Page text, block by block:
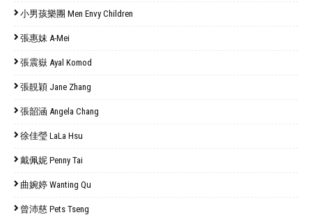
小男孩樂團 Men Envy Children
張惠妹 A-Mei
張震嶽 Ayal Komod
張靚穎 Jane Zhang
張韶涵 Angela Chang
徐佳瑩 LaLa Hsu
戴佩妮 Penny Tai
曲婉婷 Wanting Qu
曾沛慈 Pets Tseng